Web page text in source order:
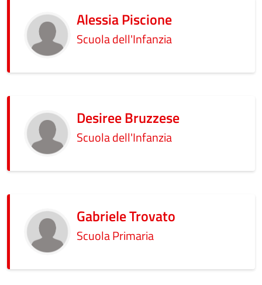
Alessia Piscione
Scuola dell'Infanzia
Desiree Bruzzese
Scuola dell'Infanzia
Gabriele Trovato
Scuola Primaria